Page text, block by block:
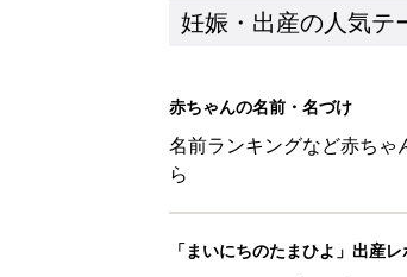
妊娠・出産の人気テ
赤ちゃんの名前・名づけ
名前ランキングなど赤ちゃ
ら
「まいにちのたまひよ」出産レ